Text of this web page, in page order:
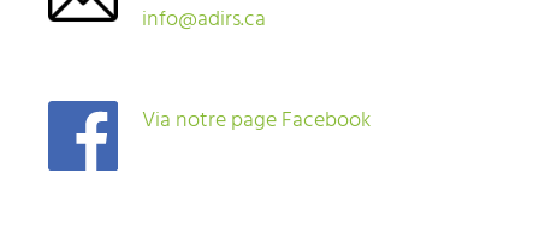
info@adirs.ca
Via notre page Facebook